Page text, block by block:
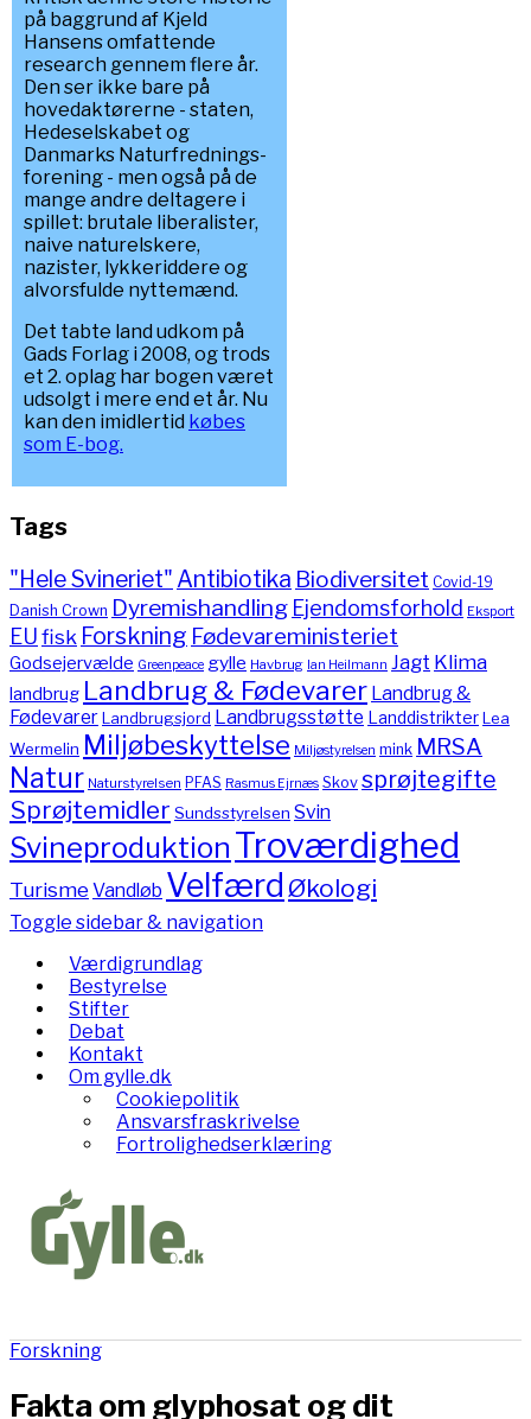
på baggrund af Kjeld
Hansens omfattende
research gennem flere år.
Den ser ikke bare på
hovedaktørerne - staten,
Hedeselskabet og
Danmarks Naturfrednings-
forening - men også på de
mange andre deltagere i
spillet: brutale liberalister,
naive naturelskere,
nazister, lykkeriddere og
alvorsfulde nyttemænd.
Det tabte land udkom på
Gads Forlag i 2008, og trods
et 2. oplag har bogen været
udsolgt i mere end et år. Nu
kan den imidlertid købes
som E-bog.
Tags
"Hele Svineriet" Antibiotika Biodiversitet Covid-19
Danish Crown Dyremishandling Ejendomsforhold Eksport
EUfisk Forskning Fødevareministeriet
Godsejervælde Greenpeace gylle Havbrug Ian Heilmann Jagt Klima
landbrug Landbrug & Fødevarer Landbrug &
FødevarerLandbrugsjord Landbrugsstøtte LanddistrikterLea
Wermelin Miljøbeskyttelse Miljøstyrelsen mink MRSA
Natur Naturstyrelsen PFAS Rasmus Ejrnæs Skov sprøjtegifte
Sprøjtemidler Sundsstyrelsen Svin
Svineproduktion Troværdighed
TurismeVandløb Velfærd Økologi
Toggle sidebar & navigation
Værdigrundlag
Bestyrelse
Stifter
Debat
Kontakt
Om gylle.dk
Cookiepolitik
Ansvarsfraskrivelse
Fortrolighedserklæring
Forskning
Fakta om glyphosat og dit